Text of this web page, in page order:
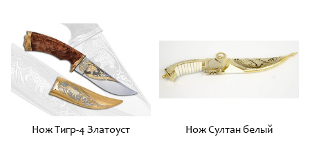
Нож Тигр-4 Златоуст Нож Султан белый